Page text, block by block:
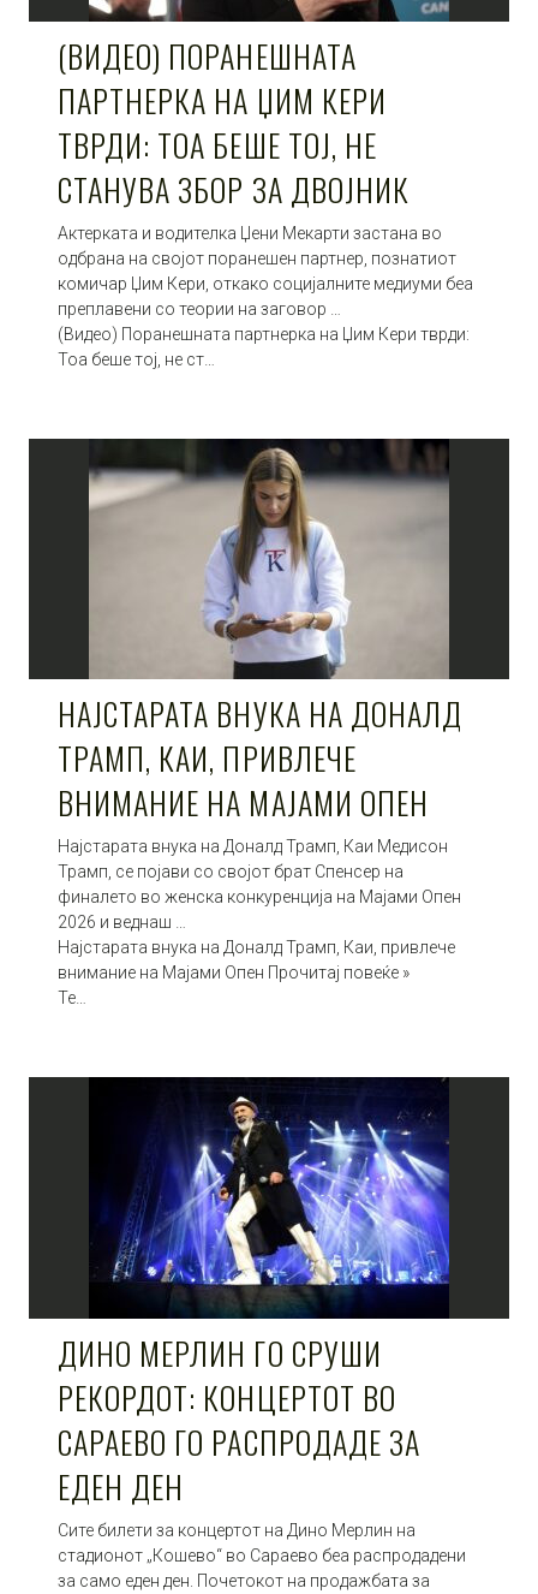
(ВИДЕО) ПОРАНЕШНАТА
ПАРТНЕРКА НА ЏИМ КЕРИ
ТВРДИ: ТОА БЕШЕ ТОЈ, НЕ
СТАНУВА ЗБОР ЗА ДВОЈНИК
Актерката и водителка Џени Мекарти застана во
одбрана на својот поранешен партнер, познатиот
комичар Џим Кери, откако социјалните медиуми беа
преплавени со теории на заговор …
(Видео) Поранешната партнерка на Џим Кери тврди:
Тоа беше тој, не ст…
НАЈСТАРАТА ВНУКА НА ДОНАЛД
ТРАМП, КАИ, ПРИВЛЕЧЕ
ВНИМАНИЕ НА МАЈАМИ ОПЕН
Најстарата внука на Доналд Трамп, Каи Медисон
Трамп, се појави со својот брат Спенсер на
финалето во женска конкуренција на Мајами Опен
2026 и веднаш …
Најстарата внука на Доналд Трамп, Каи, привлече
внимание на Мајами Опен Прочитај повеќе »
Те…
ДИНО МЕРЛИН ГО СРУШИ
РЕКОРДОТ: КОНЦЕРТОТ ВО
САРАЕВО ГО РАСПРОДАДЕ ЗА
ЕДЕН ДЕН
Сите билети за концертот на Дино Мерлин на
стадионот „Кошево“ во Сараево беа распродадени
за само еден ден. Почетокот на продажбата за